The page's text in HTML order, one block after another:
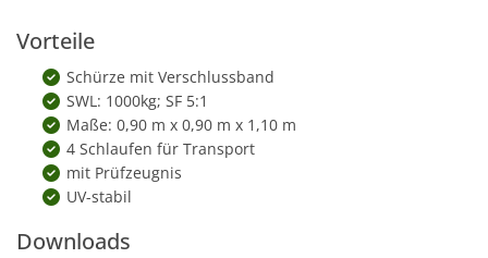
Vorteile
Schürze mit Verschlussband
SWL: 1000kg; SF 5:1
Maße: 0,90 m x 0,90 m x 1,10 m
4 Schlaufen für Transport
mit Prüfzeugnis
UV-stabil
Downloads